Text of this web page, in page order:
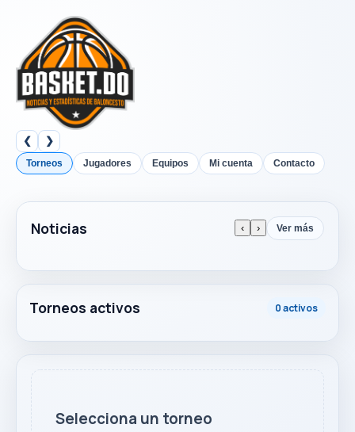
❮ ❯
Torneos Jugadores Equipos Mi cuenta Contacto
Noticias ‹ › Ver más
Torneos activos 0 activos
Selecciona un torneo